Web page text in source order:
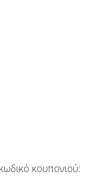
κουπονιού: